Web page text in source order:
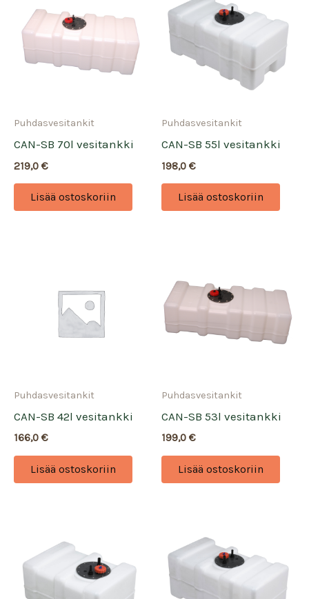
Puhdasvesitankit
CAN-SB 70l vesitankki
219,0 €
Lisää ostoskoriin
Puhdasvesitankit
CAN-SB 55l vesitankki
198,0 €
Lisää ostoskoriin
Puhdasvesitankit
CAN-SB 42l vesitankki
166,0 €
Lisää ostoskoriin
Puhdasvesitankit
CAN-SB 53l vesitankki
199,0 €
Lisää ostoskoriin